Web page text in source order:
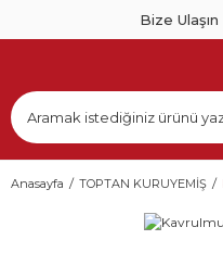
Bize Ulaşın
Anasayfa TOPTAN KURUYEMİŞ